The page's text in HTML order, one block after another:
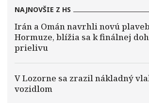
NAJNOVŠIE Z HS
Irán a Omán navrhli novú
Hormuze, blížia sa k finálnej
prielivu
V Lozorne sa zrazil nákladný
vozidlom